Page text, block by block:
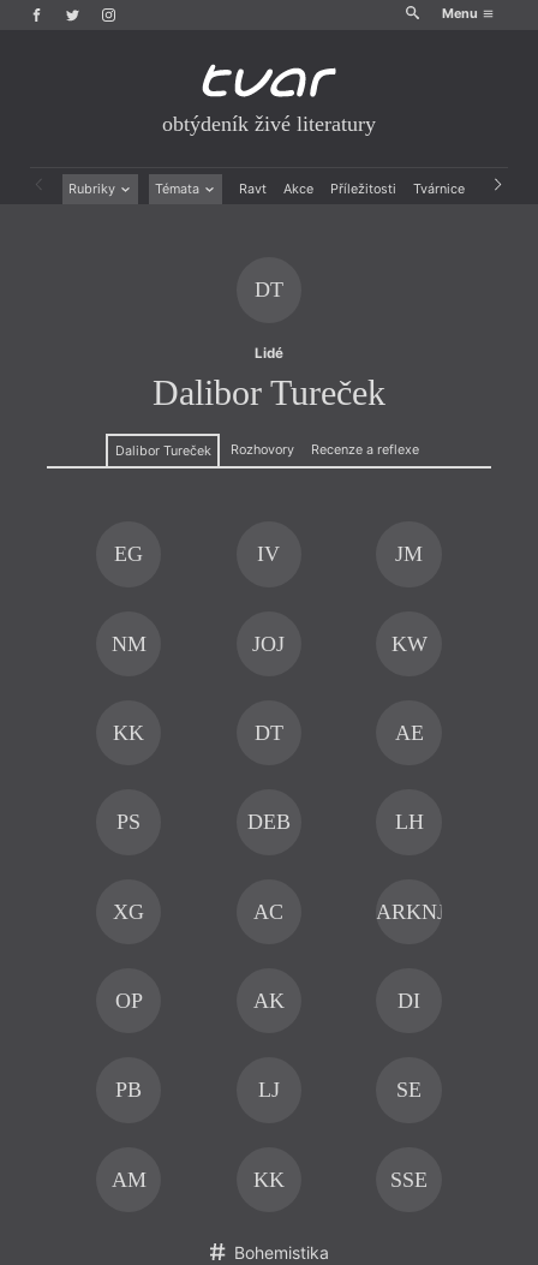
Menu
obtýdeník živé literatury
Rubriky Témata Ravt Akce Příležitosti Tvárnice Archiv
DT
Lidé
Dalibor Tureček
Dalibor Tureček Rozhovory Recenze a reflexe
EG IV JM
NM JOJ KW
KK DT AE
PS DEB LH
XG AC ARKNJAI
OP AK DI
PB LJ SE
AM KK SSE
Bohemistika